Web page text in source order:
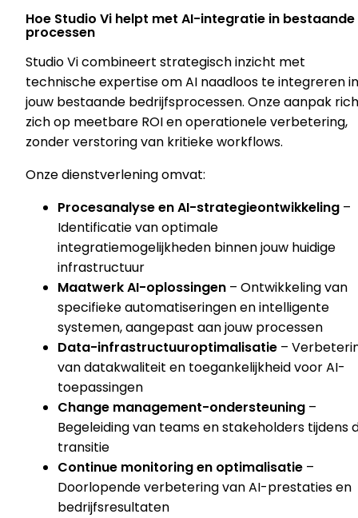
Hoe Studio Vi helpt met AI-integratie in bestaande
processen
Studio Vi combineert strategisch inzicht met
technische expertise om AI naadloos te integreren in
jouw bestaande bedrijfsprocessen. Onze aanpak
zich op meetbare ROI en operationele verbetering,
zonder verstoring van kritieke workflows.
Onze dienstverlening omvat:
Procesanalyse en AI-strategieontwikkeling –
Identificatie van optimale
integratiemogelijkheden binnen jouw huidige
infrastructuur
Maatwerk AI-oplossingen – Ontwikkeling van
specifieke automatiseringen en intelligente
systemen, aangepast aan jouw processen
Data-infrastructuuroptimalisatie –
van datakwaliteit en toegankelijkheid voor AI-
toepassingen
Change management-ondersteuning –
Begeleiding van teams en stakeholders tijdens
transitie
Continue monitoring en optimalisatie –
Doorlopende verbetering van AI-prestaties en
bedrijfsresultaten